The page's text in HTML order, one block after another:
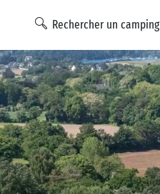
Rechercher un camping